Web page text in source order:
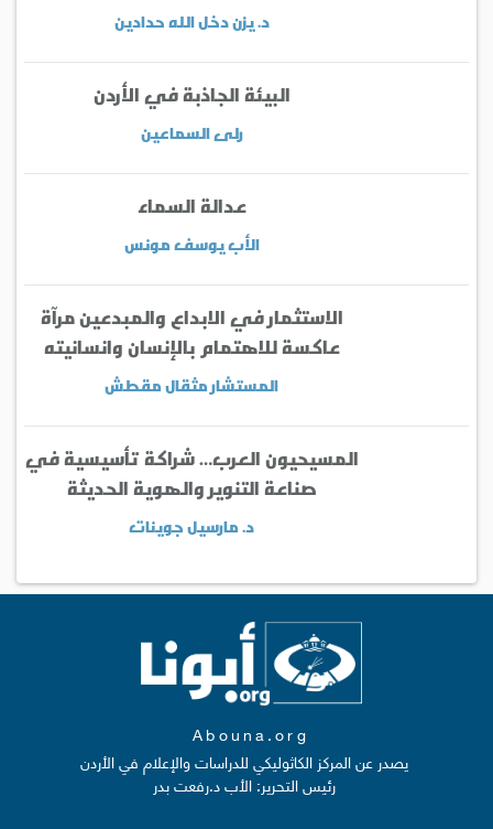
د. يزن دخل الله حدادين
البيئة الجاذبة في الأردن
رلى السماعين
عدالة السماء
الأب يوسف مونس
الاستثمار في الابداع والمبدعين مرآة
عاكسة للاهتمام بالإنسان وانسانيته
المستشار مثقال مقطش
المسيحيون العرب… شراكة تأسيسية في
صناعة التنوير والهوية الحديثة
د. مارسيل جوينات
Abouna.org
يصدر عن المركز الكاثوليكي للدراسات والإعلام في الأردن
رئيس التحرير: الأب د.رفعت بدر